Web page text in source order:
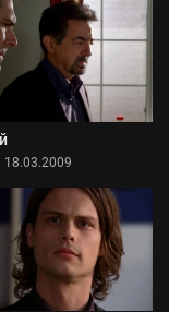
18.03.2009